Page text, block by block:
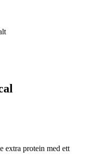
extra protein med ett